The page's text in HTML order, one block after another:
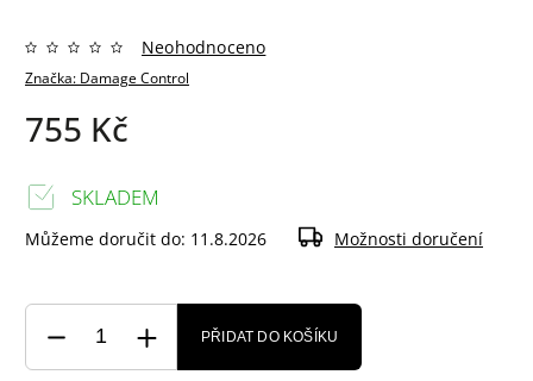
Značka: Damage Control
Neohodnoceno
755 Kč
SKLADEM
Můžeme doručit do: 11.8.2026 Možnosti doručení
PŘIDAT DO KOŠÍKU